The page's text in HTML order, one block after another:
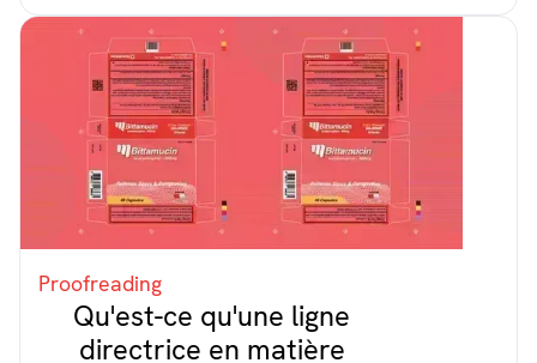
Proofreading
Qu'est-ce qu'une ligne
directrice en matière